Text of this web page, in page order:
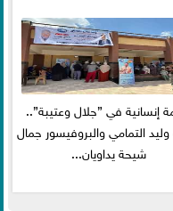
إنسانية في ”جلال وعتيبة”..
وليد التمامي والبروفيسور جمال
شيحة يداويان...